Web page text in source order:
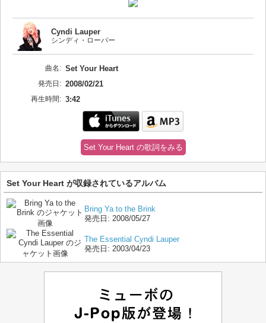
Cyndi Lauper
シンディ・ローパー
曲名: Set Your Heart
発売日: 2008/02/21
再生時間: 3:42
Set Your Heart の歌詞をみる
Set Your Heart が収録されているアルバム
Bring Ya to the Brink
発売日: 2008/05/27
The Essential Cyndi Lauper
発売日: 2003/04/23